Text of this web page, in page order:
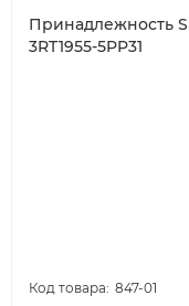
Принадлежность
3RT1955-5PP31
847-01